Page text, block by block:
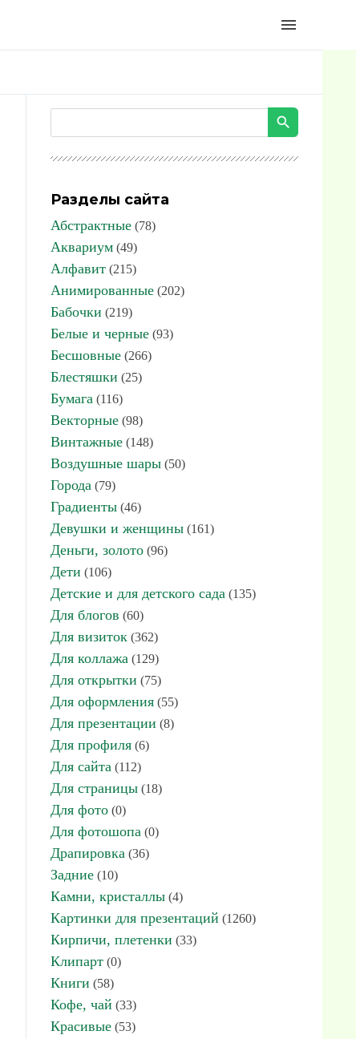
menu
Разделы сайта
Абстрактные (78)
Аквариум (49)
Алфавит (215)
Анимированные (202)
Бабочки (219)
Белые и черные (93)
Бесшовные (266)
Блестяшки (25)
Бумага (116)
Векторные (98)
Винтажные (148)
Воздушные шары (50)
Города (79)
Градиенты (46)
Девушки и женщины (161)
Деньги, золото (96)
Дети (106)
Детские и для детского сада (135)
Для блогов (60)
Для визиток (362)
Для коллажа (129)
Для открытки (75)
Для оформления (55)
Для презентации (8)
Для профиля (6)
Для сайта (112)
Для страницы (18)
Для фото (0)
Для фотошопа (0)
Драпировка (36)
Задние (10)
Камни, кристаллы (4)
Картинки для презентаций (1260)
Кирпичи, плетенки (33)
Клипарт (0)
Книги (58)
Кофе, чай (33)
Красивые (53)